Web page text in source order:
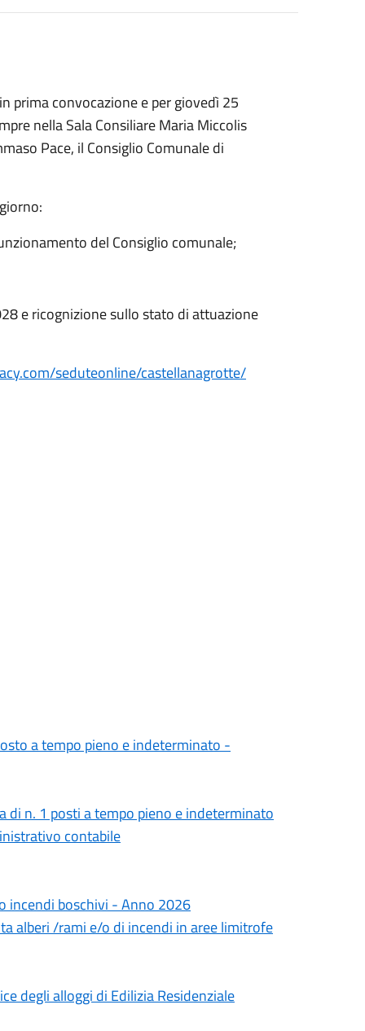
prima convocazione e per giovedì 25
nella Sala Consiliare Maria Miccolis
Pace, il Consiglio Comunale di
del Consiglio comunale;
e ricognizione sullo stato di attuazione
seduteonline/castellanagrotte/
a tempo pieno e indeterminato -
n. 1 posti a tempo pieno e indeterminato
contabile
incendi boschivi - Anno 2026
alberi /rami e/o di incendi in aree limitrofe
degli alloggi di Edilizia Residenziale